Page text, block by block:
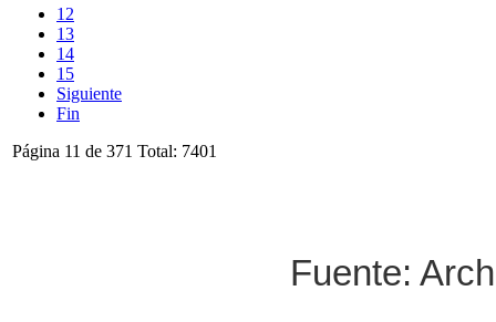
12
13
14
15
Siguiente
Fin
Página 11 de 371 Total: 7401
Fuente: